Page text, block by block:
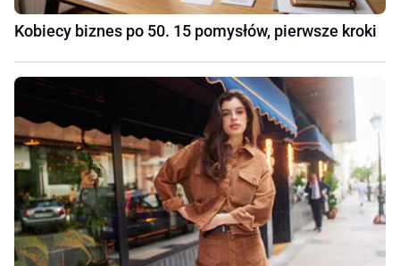
Kobiecy biznes po 50. 15 pomysłów, pierwsze kroki